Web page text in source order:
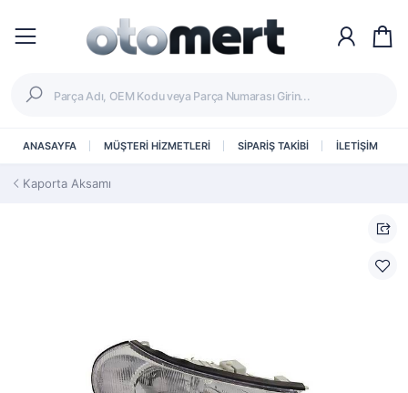
ANASAYFA MÜŞTERİ HİZMETLERİ SİPARİŞ TAKİBİ İLETİŞİM
Kaporta Aksamı